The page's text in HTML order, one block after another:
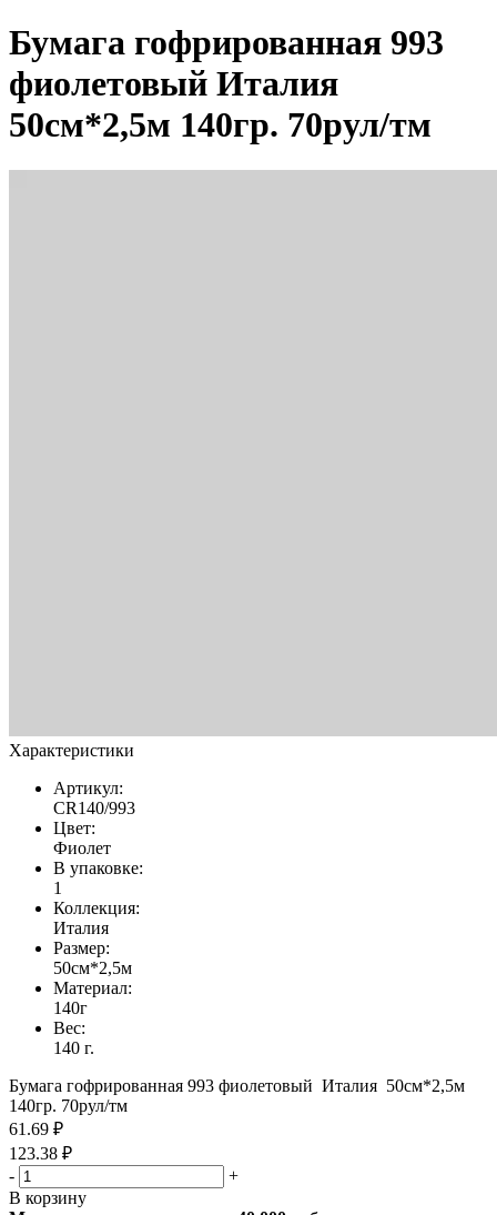
Бумага гофрированная 993
фиолетовый Италия
50см*2,5м 140гр. 70рул/тм
Характеристики
Артикул:
CR140/993
Цвет:
Фиолет
В упаковке:
1
Коллекция:
Италия
Размер:
50см*2,5м
Материал:
140г
Вес:
140 г.
Бумага гофрированная 993 фиолетовый Италия 50см*2,5м
140гр. 70рул/тм
61.69 ₽
123.38 ₽
-
+
В корзину